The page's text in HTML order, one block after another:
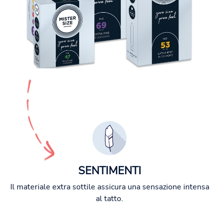
SENTIMENTI
Il materiale extra sottile assicura una sensazione intensa
al tatto.